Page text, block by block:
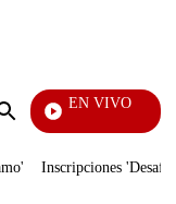
Enviar
EN VIVO
A Día
Inscripciones